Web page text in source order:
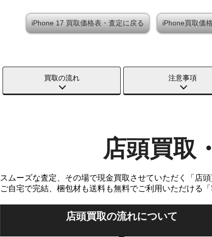
iPhone 17 買取価格表・査定に戻る iPhone買取価
買取の流れ 注意事項
店頭買取
スムーズな査定、その場で現金買取させていただく「店頭
ご自宅で完結、梱包材も送料も無料でご利用いただける
店頭買取の流れについて